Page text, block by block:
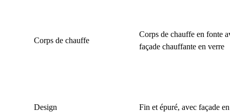
Corps de chauffe
Corps de chauffe en fonte
façade chauffante en verre
Design Fin et épuré, avec façade